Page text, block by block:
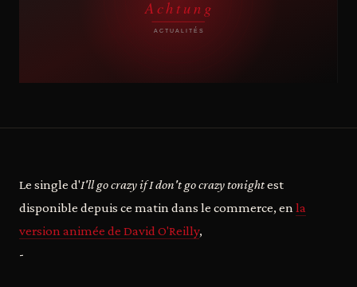
Le single d'I'll go crazy if I don't go crazy tonightest
disponible depuis ce matin dans le commerce, enla
version animée de David O'Reilly,
-